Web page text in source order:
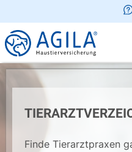
Finde Tierarztpraxen
×
AGILA Kunden-App
Gratis - Im Play Store